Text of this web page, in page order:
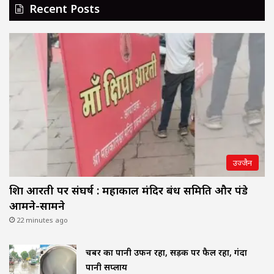
Recent Posts
उज्जैन
शिप्रा आरती पर संघर्ष : महाकाल मंदिर प्रबंध समिति और पंडे
आमने-सामने
22 minutes ago
चैंबर का पानी उफन रहा, सड़क पर फैल रहा, गंदा
पानी सप्लाय